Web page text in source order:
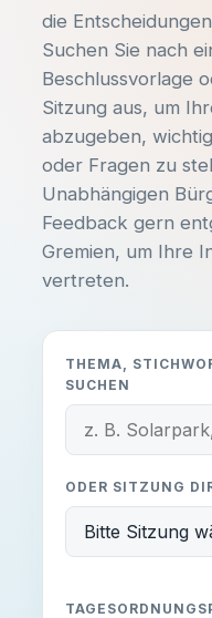
die
Suchen Sie nach
Beschlussvorlage
Sitzung aus, um
abzugeben,
oder Fragen zu
Unabhängigen
Feedback gern
Gremien, um Ihre
vertreten.
THEMA,
SUCHEN
ODER SITZUNG
Bitte Sitzung
ORT
-
Beschreibung:
-
Hast du
Egal ob du
möchtest,
Themen
lokales
melde dich